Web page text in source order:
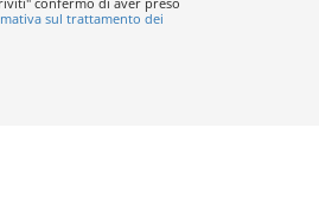
sul trattamento dei